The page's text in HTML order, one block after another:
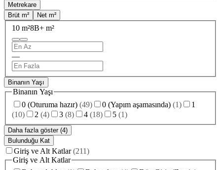
Metrekare
Brüt m²
Net m²
10 m²8B+ m²
—
Binanın Yaşı
Binanın Yaşı
0 (Oturuma hazır) (49) 0 (Yapım aşamasında) (1)
1
(10) 2 (4) 3 (8) 4 (18) 5 (1)
Daha fazla göster (4)
Bulunduğu Kat
Giriş ve Alt Katlar (211)
Giriş ve Alt Katlar